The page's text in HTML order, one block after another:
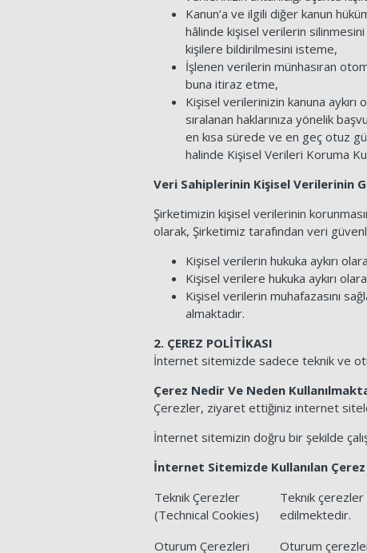
Kanun’a ve ilgili diğer kanun
hâlinde kişisel verilerin
kişilere bildirilmesini isteme,
İşlenen verilerin münhasıran
buna itiraz etme,
Kişisel verilerinizin kanuna
sıralanan haklarınıza yönelik
en kısa sürede ve en geç otuz
halinde Kişisel Verileri Koruma
Veri Sahiplerinin Kişisel Verilerinin
Şirketimizin kişisel verilerinin
olarak, Şirketimiz tarafından veri
Kişisel verilerin hukuka aykırı
Kişisel verilere hukuka aykırı
Kişisel verilerin muhafazasını
almaktadır.
2. ÇEREZ POLİTİKASI
İnternet sitemizde sadece teknik ve
Çerez Nedir Ve Neden
Çerezler, ziyaret ettiğiniz internet siteleri
İnternet sitemizin doğru bir şekilde
İnternet Sitemizde Kullanılan
Teknik Çerezler
(Technical Cookies)
Teknik çerezler
edilmektedir.
Oturum Çerezleri
Oturum